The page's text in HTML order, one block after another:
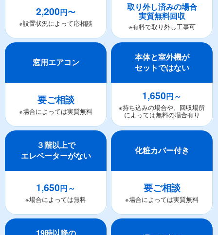
2,200円〜
※設置状況によって応相談
取り外し済みの場合
実質無料回収
※有料で取り外し工事可
窓用エアコン
要ご相談
※場合によっては実質無料
本体と室外機が
セットではない
1,650円～
※持ち込みの場合や、回収場所
によっては無料の場合有り
３階以上で
エレベーターがない
1,650円～
※場合によっては無料
化粧カバー付き
要ご相談
※場合によっては実質無料